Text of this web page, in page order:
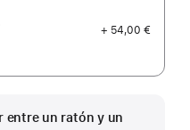
+ 54,00 €
entre un ratón y un